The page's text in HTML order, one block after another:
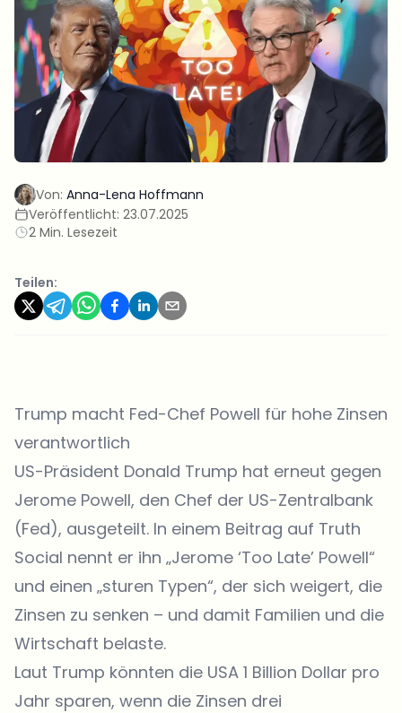
Von: Anna-Lena Hoffmann
Veröffentlicht: 23.07.2025
2 Min. Lesezeit
Teilen:
Trump macht Fed-Chef Powell für hohe Zinsen
verantwortlich
US-Präsident Donald Trump hat erneut gegen
Jerome Powell, den Chef der US-Zentralbank
(Fed), ausgeteilt. In einem Beitrag auf Truth
Social nennt er ihn „Jerome ‘Too Late’ Powell“
und einen „sturen Typen“, der sich weigert, die
Zinsen zu senken – und damit Familien und die
Wirtschaft belaste.
Laut Trump könnten die USA 1 Billion Dollar pro
Jahr sparen, wenn die Zinsen drei